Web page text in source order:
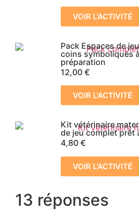
VOIR L'ACTIVITÉ
Pack Espaces de
coins symboliques
préparation
12,00 €
VOIR L'ACTIVITÉ
Kit vétérinaire
de jeu complet prêt
4,80 €
VOIR L'ACTIVITÉ
13 réponses